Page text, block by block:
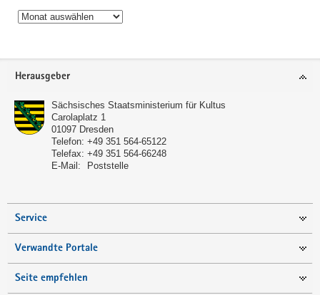
Archiv
Service
Herausgeber
Sächsisches Staatsministerium für Kultus
Carolaplatz 1
01097 Dresden
Telefon: +49 351 564-65122
Telefax: +49 351 564-66248
E-Mail:
Poststelle
Service
Verwandte Portale
Seite empfehlen